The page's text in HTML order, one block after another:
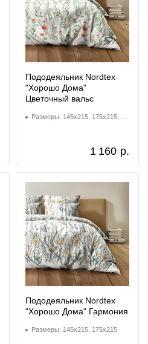
Пододеяльник Nordtex
"Хорошо Дома"
Цветочный вальс
Размеры: 145x215, 175x215, 200x220
1 160 р.
Пододеяльник Nordtex
"Хорошо Дома" Гармония
Размеры: 145x215, 175x215